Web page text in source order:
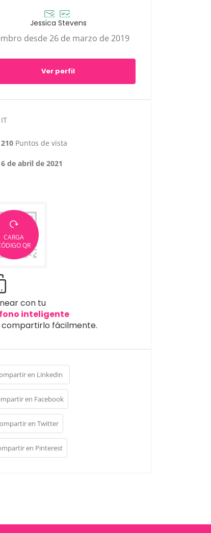
Jessica Stevens
desde 26 de marzo de 2019
Ver perfil
IT
210 Puntos de vista
6 de abril de 2021
CARGA
QR
con tu
inteligente
compartirlo fácilmente.
en Linkedin
en Facebook
en Twitter
en Pinterest